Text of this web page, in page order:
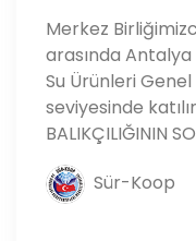
Merkez
arasında Antalya
Su Ürünleri
seviyesinde
BALIKÇILIĞININ
Sür-Koop